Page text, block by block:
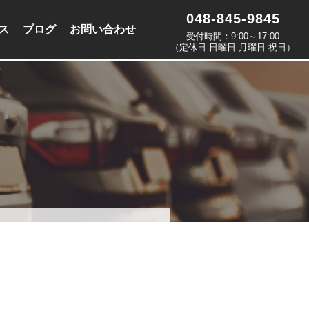
ブログ お問い合わせ
048-845-9845
受付時間：9:00～17:00
（定休日:日曜日 月曜日 祝日）